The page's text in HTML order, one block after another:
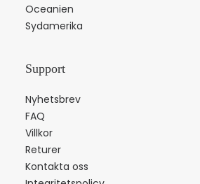
Oceanien
Sydamerika
Support
Nyhetsbrev
FAQ
Villkor
Returer
Kontakta oss